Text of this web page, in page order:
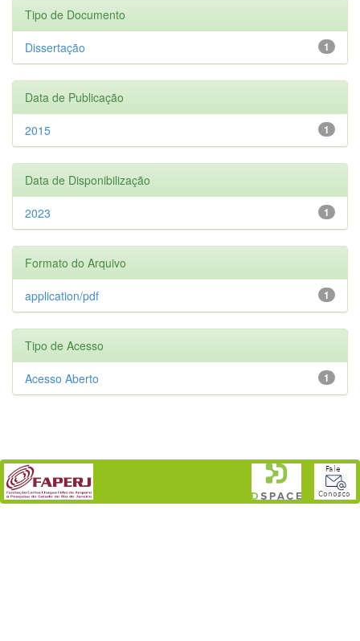
Tipo de Documento
1
Dissertação
Data de Publicação
1
2015
Data de Disponibilização
1
2023
Formato do Arquivo
1
application/pdf
Tipo de Acesso
1
Acesso Aberto